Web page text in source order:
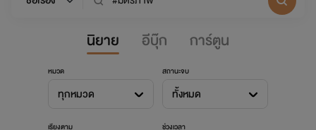
นิยาย อีบุ๊ก การ์ตูน
หมวด
ทุกหมวด
สถานะจบ
ทั้งหมด
เรียงตาม ช่วงเวลา